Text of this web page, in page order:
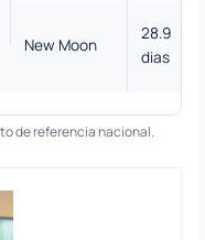
New Moon
28.9
dias
de referencia nacional.